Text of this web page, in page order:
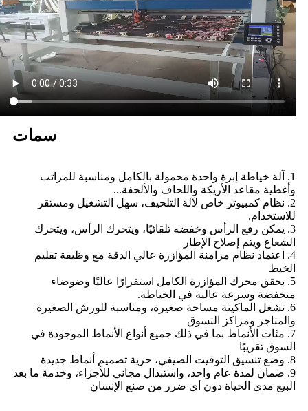
سمات
1. آلة خياطة إبرة واحدة محمولة بالكامل ومناسبة للمراتب
وأغطية مقاعد الأريكة واللحاف والألحفة...
2. نظام كمبيوتر خاص لآلة التلحيف، سهل التشغيل ومستقر
للاستخدام.
3. يمكن رفع الرأس وخفضه تلقائيًا، ويتحرك الرأس، ويتحرك
الشعاع ويتم إصلاح الإطار
4. اعتماد نظام مزامنة المؤازرة عالي الدقة مع وظيفة تقليم
الخيط
5. يحقق محرك المؤازرة الكامل استقرارًا عاليًا وضوضاء
منخفضة وسرعة عالية في الخياطة.
6. تشغل الماكينة مساحة صغيرة، ومناسبة للورش الصغيرة
والمتاجر ومراكز التسوق
7. مئات الأنماط بما في ذلك جميع أنواع الأنماط الموجودة في
السوق تقريبًا
8. وضع تنسيق التوقيت الصيفي، حرية تصميم أنماط جديدة
9. ضمان لمدة عام واحد، واستبدال مجاني للأجزاء، وخدمة ما بعد
البيع مدى الحياة دون أي ضرر من صنع الإنسان